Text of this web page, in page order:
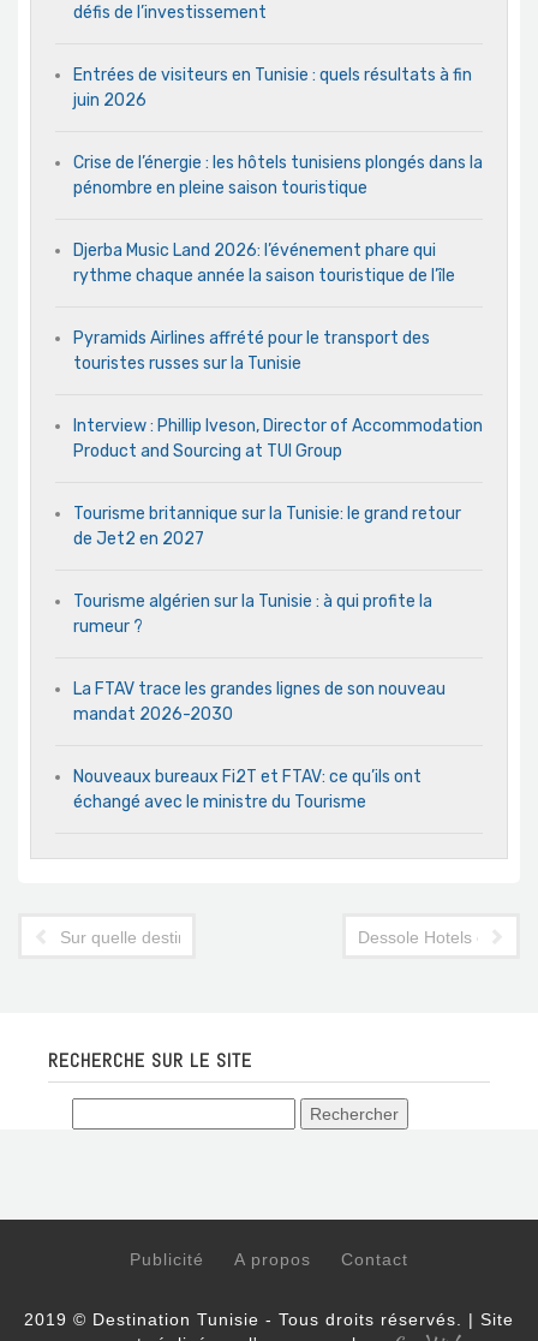
défis de l’investissement
Entrées de visiteurs en Tunisie : quels résultats à fin
juin 2026
Crise de l’énergie : les hôtels tunisiens plongés dans la
pénombre en pleine saison touristique
Djerba Music Land 2026: l’événement phare qui
rythme chaque année la saison touristique de l’île
Pyramids Airlines affrété pour le transport des
touristes russes sur la Tunisie
Interview : Phillip Iveson, Director of Accommodation
Product and Sourcing at TUI Group
Tourisme britannique sur la Tunisie: le grand retour
de Jet2 en 2027
Tourisme algérien sur la Tunisie : à qui profite la
rumeur ?
La FTAV trace les grandes lignes de son nouveau
mandat 2026-2030
Nouveaux bureaux Fi2T et FTAV: ce qu’ils ont
échangé avec le ministre du Tourisme
Sur quelle destination Tunisair va placer son 2e long-courrier ?
Dessole Hotels en
RECHERCHE SUR LE SITE
Publicité A propos Contact
2019 © Destination Tunisie - Tous droits réservés. | Site